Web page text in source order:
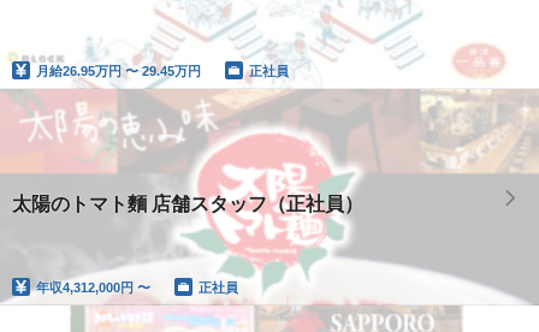
月給26.95万円 〜 29.45万円 正社員
太陽のトマト麵 店舗スタッフ（正社員）
年収4,312,000円 〜 正社員